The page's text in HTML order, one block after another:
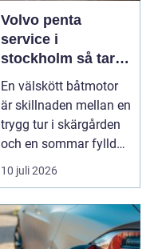
Volvo penta
service i
stockholm så tar
du hand om din
båtmotor på rätt
sätt
En välskött båtmotor
är skillnaden mellan en
trygg tur i skärgården
och en sommar fylld
av ofrivilli...
10 juli 2026